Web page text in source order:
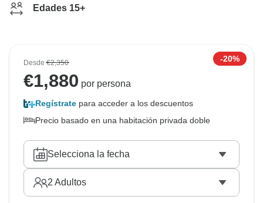
Edades 15+
Desde€2,350 -20%
€1,880 por persona
Regístrate para acceder a los descuentos
Precio basado en una habitación privada doble
Selecciona la fecha
2 Adultos